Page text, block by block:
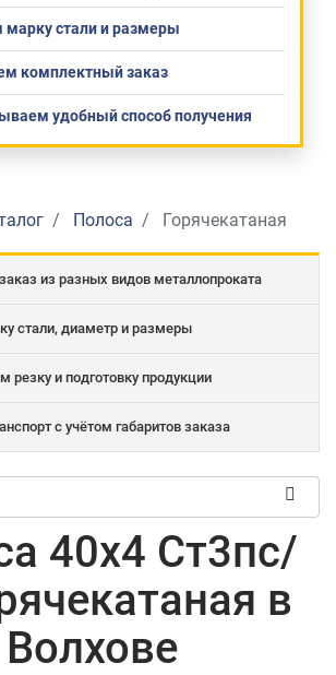
марку стали и размеры
комплектный заказ
удобный способ получения
Полоса Горячекатаная
из разных видов металлопроката
стали, диаметр и размеры
резку и подготовку продукции
с учётом габаритов заказа
40x4 Ст3пс/
в
Волхове